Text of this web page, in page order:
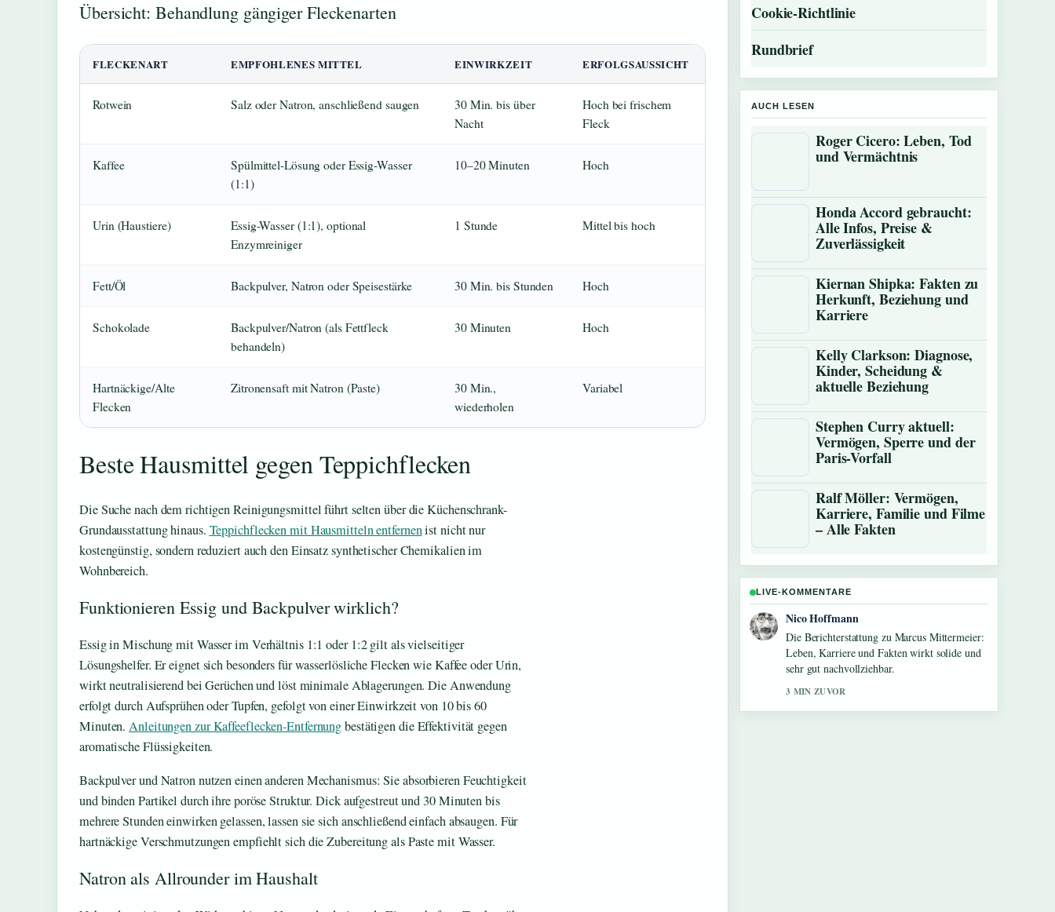
Übersicht: Behandlung gängiger Fleckenarten
FLECKENART EMPFOHLENES MITTEL EINWIRKZEIT ERFOLGSAUSSICHT
Rotwein Salz oder Natron, anschließend saugen
30 Min. bis über
Nacht
Hoch bei frischem
Fleck
Kaffee
Spülmittel-Lösung oder Essig-Wasser
(1:1)
10–20 Minuten Hoch
Urin (Haustiere)
Essig-Wasser (1:1), optional
Enzymreiniger
1 Stunde Mittel bis hoch
Fett/Öl Backpulver, Natron oder Speisestärke 30 Min. bis Stunden Hoch
Schokolade
Backpulver/Natron (als Fettfleck
behandeln)
30 Minuten Hoch
Hartnäckige/Alte
Flecken
Zitronensaft mit Natron (Paste)
30 Min.,
wiederholen
Variabel
Beste Hausmittel gegen Teppichflecken
Die Suche nach dem richtigen Reinigungsmittel führt selten über die Küchenschrank-
Grundausstattung hinaus. Teppichflecken mit Hausmitteln entfernenist nicht nur
kostengünstig, sondern reduziert auch den Einsatz synthetischer Chemikalien im
Wohnbereich.
Funktionieren Essig und Backpulver wirklich?
Essig in Mischung mit Wasser im Verhältnis 1:1 oder 1:2 gilt als vielseitiger
Lösungshelfer. Er eignet sich besonders für wasserlösliche Flecken wie Kaffee oder Urin,
wirkt neutralisierend bei Gerüchen und löst minimale Ablagerungen. Die Anwendung
erfolgt durch Aufsprühen oder Tupfen, gefolgt von einer Einwirkzeit von 10 bis 60
Minuten.Anleitungen zur Kaffeeflecken-Entfernungbestätigen die Effektivität gegen
aromatische Flüssigkeiten.
Backpulver und Natron nutzen einen anderen Mechanismus: Sie absorbieren Feuchtigkeit
und binden Partikel durch ihre poröse Struktur. Dick aufgestreut und 30 Minuten bis
mehrere Stunden einwirken gelassen, lassen sie sich anschließend einfach absaugen. Für
hartnäckige Verschmutzungen empfiehlt sich die Zubereitung als Paste mit Wasser.
Natron als Allrounder im Haushalt
Cookie-Richtlinie
Rundbrief
AUCH LESEN
Roger Cicero: Leben, Tod
und Vermächtnis
Honda Accord gebraucht:
Alle Infos, Preise &
Zuverlässigkeit
Kiernan Shipka: Fakten zu
Herkunft, Beziehung und
Karriere
Kelly Clarkson: Diagnose,
Kinder, Scheidung &
aktuelle Beziehung
Stephen Curry aktuell:
Vermögen, Sperre und der
Paris-Vorfall
Ralf Möller: Vermögen,
Karriere, Familie und Filme
– Alle Fakten
LIVE-KOMMENTARE
Hannah Weber
Gute Verifikationsarbeit zu Ines Schwerdtner:
Biografie, Familie und politische Karriere.
Mehr Medien sollten so schreiben.
5 MIN ZUVOR